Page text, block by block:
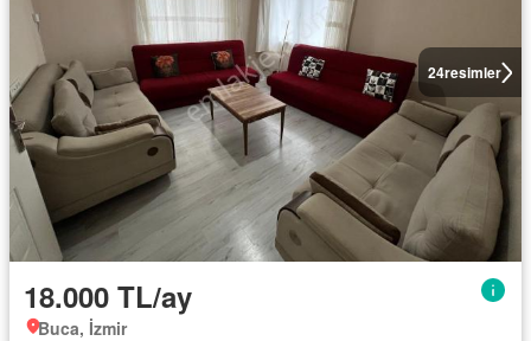
24resimler
18.000 TL/ay
Buca, İzmir